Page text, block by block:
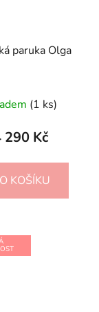
paruka Olga
(1 ks)
290 Kč
KOŠÍKU